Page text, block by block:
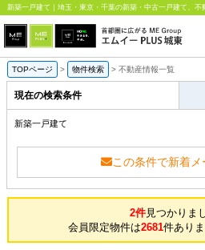
TOPページ > 物件検索 > 不動産情報一覧
現在の検索条件
新築一戸建て
この条件で新着メ
2件見つかりま
会員限定物件は2681件あり